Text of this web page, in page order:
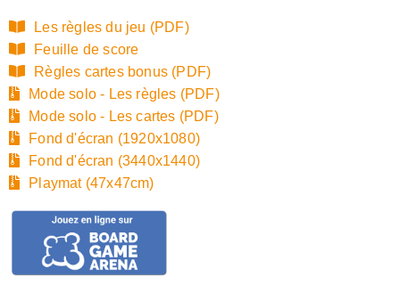
Les règles du jeu (PDF)
Feuille de score
Règles cartes bonus (PDF)
Mode solo - Les règles (PDF)
Mode solo - Les cartes (PDF)
Fond d'écran (1920x1080)
Fond d'écran (3440x1440)
Playmat (47x47cm)